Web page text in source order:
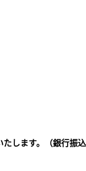
します。（銀行振